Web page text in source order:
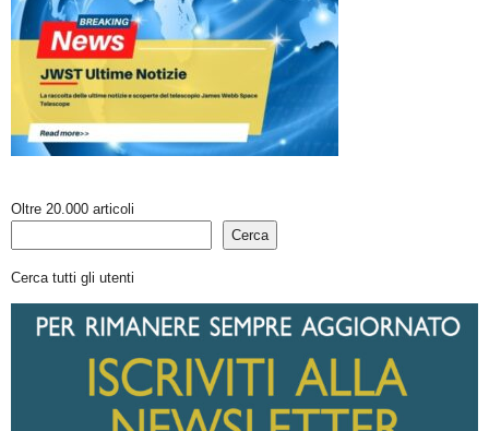
Oltre 20.000 articoli
Cerca
Cerca tutti gli utenti